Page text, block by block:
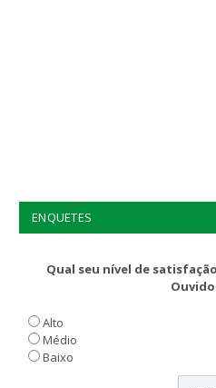
ENQUETES
Qual seu nível de
Alto
Médio
Baixo